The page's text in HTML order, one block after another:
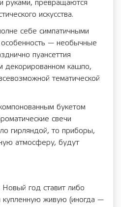
руками, превращаются
искусства.
себе симпатичными
особенность — необычные
пуансеттия
декорированном кашпо,
тематической
букетом
свечи
гирляндой, то приборы,
атмосферу, будут
год ставит либо
купленную живую (иногда —